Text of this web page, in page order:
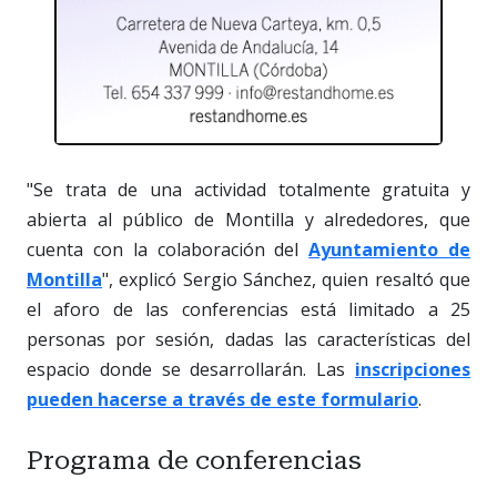
"Se trata de una actividad totalmente gratuita y
abierta al público de Montilla y alrededores, que
cuenta con la colaboración delAyuntamiento de
Montilla", explicó Sergio Sánchez, quien resaltó que
el aforo de las conferencias está limitado a 25
personas por sesión, dadas las características del
espacio donde se desarrollarán. Las inscripciones
pueden hacerse a través de este formulario.
Programa de conferencias